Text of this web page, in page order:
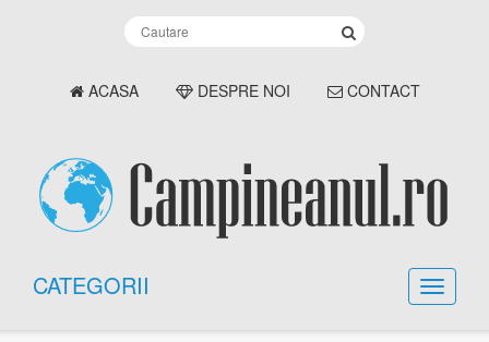
ACASA DESPRE NOI CONTACT
CATEGORII